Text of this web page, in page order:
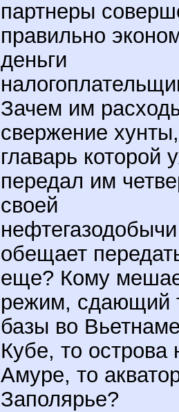
партнеры
правильно
деньги
Зачем им
свержение хунты,
главарь которой
передал им
своей
обещает
еще? Кому
режим, сдающий
базы во
Кубе, то острова
Амуре, то
Заполярье?